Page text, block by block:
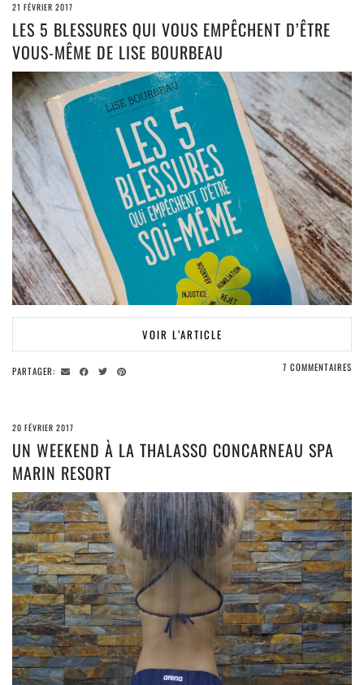
21 FÉVRIER 2017
LES 5 BLESSURES QUI VOUS EMPÊCHENT D’ÊTRE
VOUS-MÊME DE LISE BOURBEAU
VOIR L’ARTICLE
PARTAGER: 7 COMMENTAIRES
20 FÉVRIER 2017
UN WEEKEND À LA THALASSO CONCARNEAU SPA
MARIN RESORT